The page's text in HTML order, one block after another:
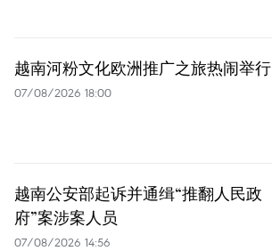
越南河粉文化欧洲推广之旅热闹举行
07/08/2026 18:00
越南公安部起诉并通缉“推翻人民政
府”案涉案人员
07/08/2026 14:56